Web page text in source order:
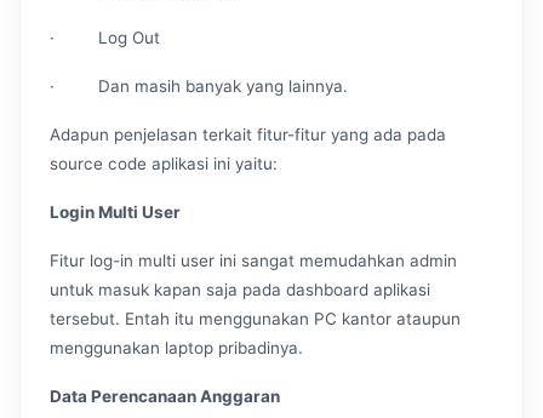
· Log Out
· Dan masih banyak yang lainnya.
Adapun penjelasan terkait fitur-fitur yang ada pada
source code aplikasi ini yaitu:
Login Multi User
Fitur log-in multi user ini sangat memudahkan admin
untuk masuk kapan saja pada dashboard aplikasi
tersebut. Entah itu menggunakan PC kantor ataupun
menggunakan laptop pribadinya.
Data Perencanaan Anggaran